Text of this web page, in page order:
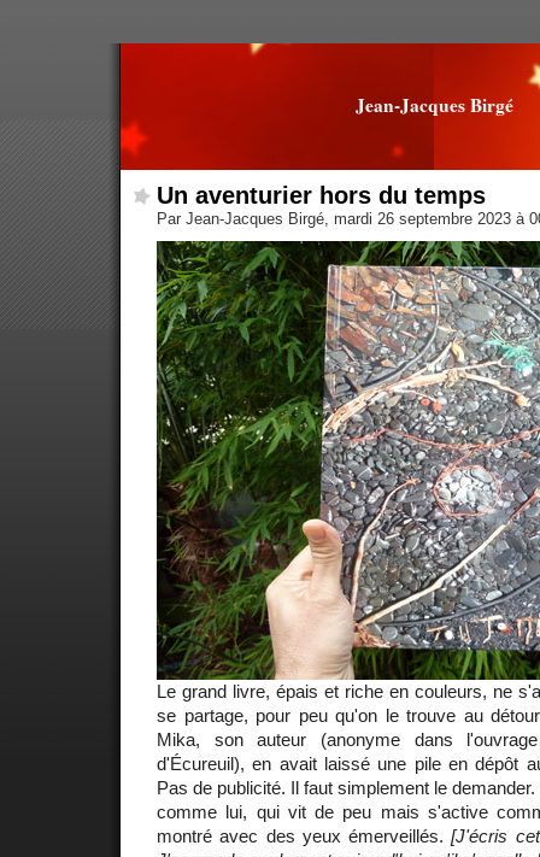
Jean-Jacques Birgé
Un aventurier hors du temps
Par Jean-Jacques Birgé, mardi 26 septembre 2023 à
Le grand livre, épais et riche en couleurs, ne
se partage, pour peu qu'on le trouve au
Mika, son auteur (anonyme dans
d'Écureuil), en avait laissé une pile en dépôt
Pas de publicité. Il faut simplement le
comme lui, qui vit de peu mais s'active
montré avec des yeux émerveillés.[J'écris